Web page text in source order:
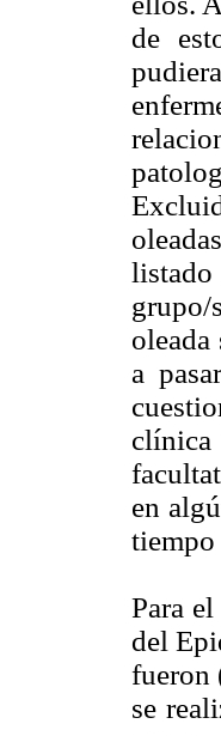
de
listado
grupo/
oleada
a
clínica
en
Para
del
fueron
se